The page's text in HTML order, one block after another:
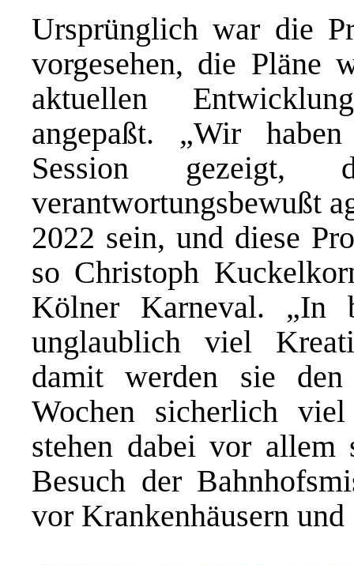
Ursprünglich war die
vorgesehen, die Pläne
aktuellen
angepaßt. „Wir
Session
verantwortungsbewußt
2022 sein, und diese
so Christoph
Kölner Karneval. „In
unglaublich viel
damit werden sie
Wochen sicherlich
stehen dabei vor allem
Besuch der
vor Krankenhäusern